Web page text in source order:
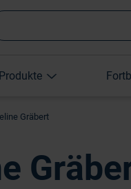
Produkte
Gräbert